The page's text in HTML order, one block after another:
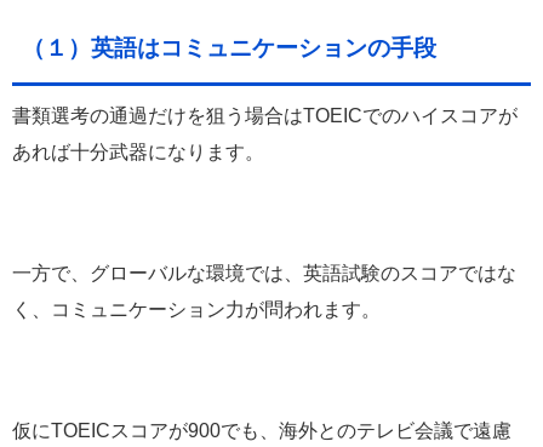
（１）英語はコミュニケーションの手段
書類選考の通過だけを狙う場合はTOEICでのハイスコアが
あれば十分武器になります。
一方で、グローバルな環境では、英語試験のスコアではな
く、コミュニケーション力が問われます。
仮にTOEICスコアが900でも、海外とのテレビ会議で遠慮